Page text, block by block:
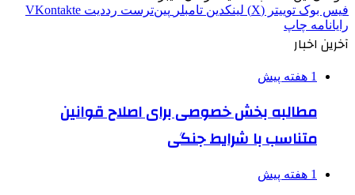
فیس بوک توییتر (X) لینکدین ‫تامبلر ‫پین‌ترست ‫رددیت ‫VKontakte
رایانامه چاپ
آخرین اخبار
1 هفته پیش
مطالبه بخش خصوصی برای اصلاح قوانین
متناسب با شرایط جنگی
1 هفته پیش